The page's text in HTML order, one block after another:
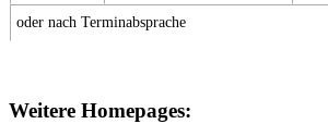
oder nach Terminabsprache
Weitere Homepages: